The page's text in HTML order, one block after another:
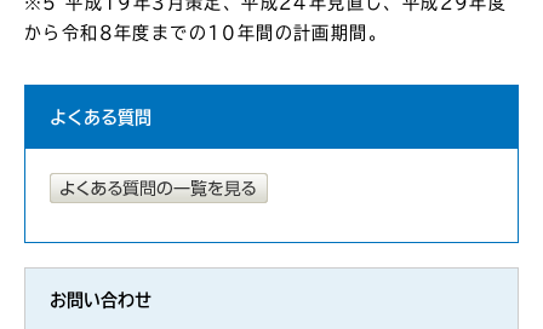
から令和8年度までの10年間の計画期間。
よくある質問
お問い合わせ